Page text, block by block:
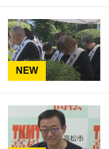
NEW